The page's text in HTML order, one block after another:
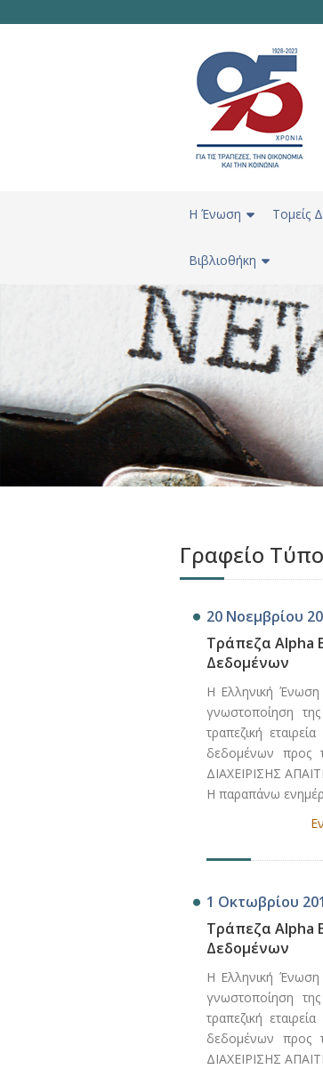
H Ένωση Τομείς
Βιβλιοθήκη
Γραφείο
20 Νοεμβρίου
Τράπεζα Alpha
Δεδομένων
Η Ελληνική Ένωση
γνωστοποίηση
τραπεζική
δεδομένων προς
ΔΙΑΧΕΙΡΙΣΗΣ
Η παραπάνω
1 Οκτωβρίου
Τράπεζα Alpha
Δεδομένων
Η Ελληνική Ένωση
γνωστοποίηση
τραπεζική
δεδομένων προς
ΔΙΑΧΕΙΡΙΣΗΣ